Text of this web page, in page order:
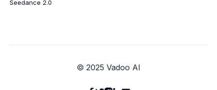
Seedance 2.0
© 2025 Vadoo AI